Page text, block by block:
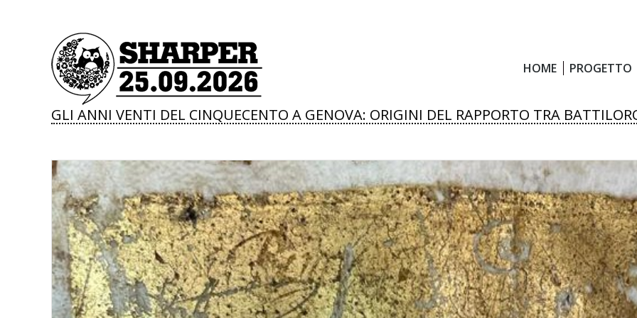
HOME PROGETTO
GLI ANNI VENTI DEL CINQUECENTO A GENOVA: ORIGINI DEL RAPPORTO TRA